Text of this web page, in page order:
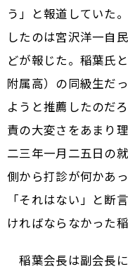
う」と報道していた
したのは宮沢洋一自
どが報じた。稲葉氏
附属高）の同級生だ
ようと推薦したのだ
責の大変さをあまり
二三年一月二五日の
側から打診が何かあ
「それはない」と断
ければならなかった
稲葉会長は副会長